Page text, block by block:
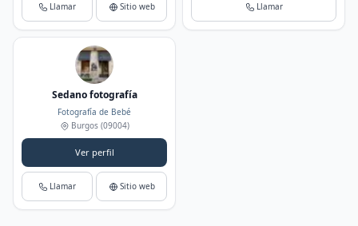
Llamar Sitio web Llamar
Sedano fotografía
Fotografía de Bebé
Burgos(09004)
Ver perfil
Llamar Sitio web